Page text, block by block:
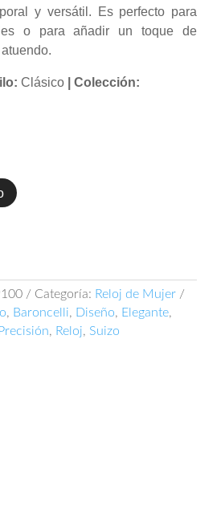
y versátil. Es perfecto para
o para añadir un toque de
Clásico | Colección:
Categoría: Reloj de Mujer
, Baroncelli, Diseño, Elegante,
Precisión, Reloj, Suizo